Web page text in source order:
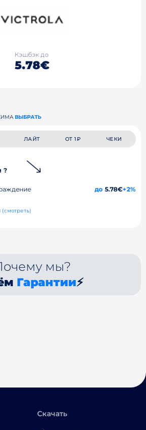
Кэшбэк до
5.78€
ВЫБРАТЬ
ЛАЙТ ОТ 1₽ ЧЕКИ
?
до 5.78€+2%
(смотреть)
мы?
Гарантии⚡
Скачать